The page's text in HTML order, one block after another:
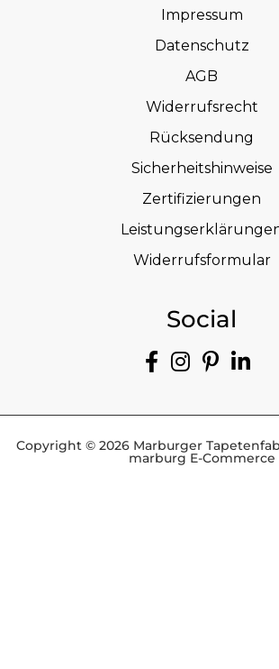
Impressum
Datenschutz
AGB
Widerrufsrecht
Rücksendung
Sicherheitshinweise
Zertifizierungen
Widerrufsformular
Social
Copyright © 2026 Marburger
marburg E-Commerce